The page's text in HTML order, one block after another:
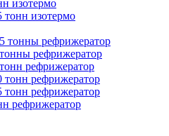
изотермо
тонн изотермо
тонны рефрижератор
рефрижератор
рефрижератор
тонн рефрижератор
тонн рефрижератор
рефрижератор